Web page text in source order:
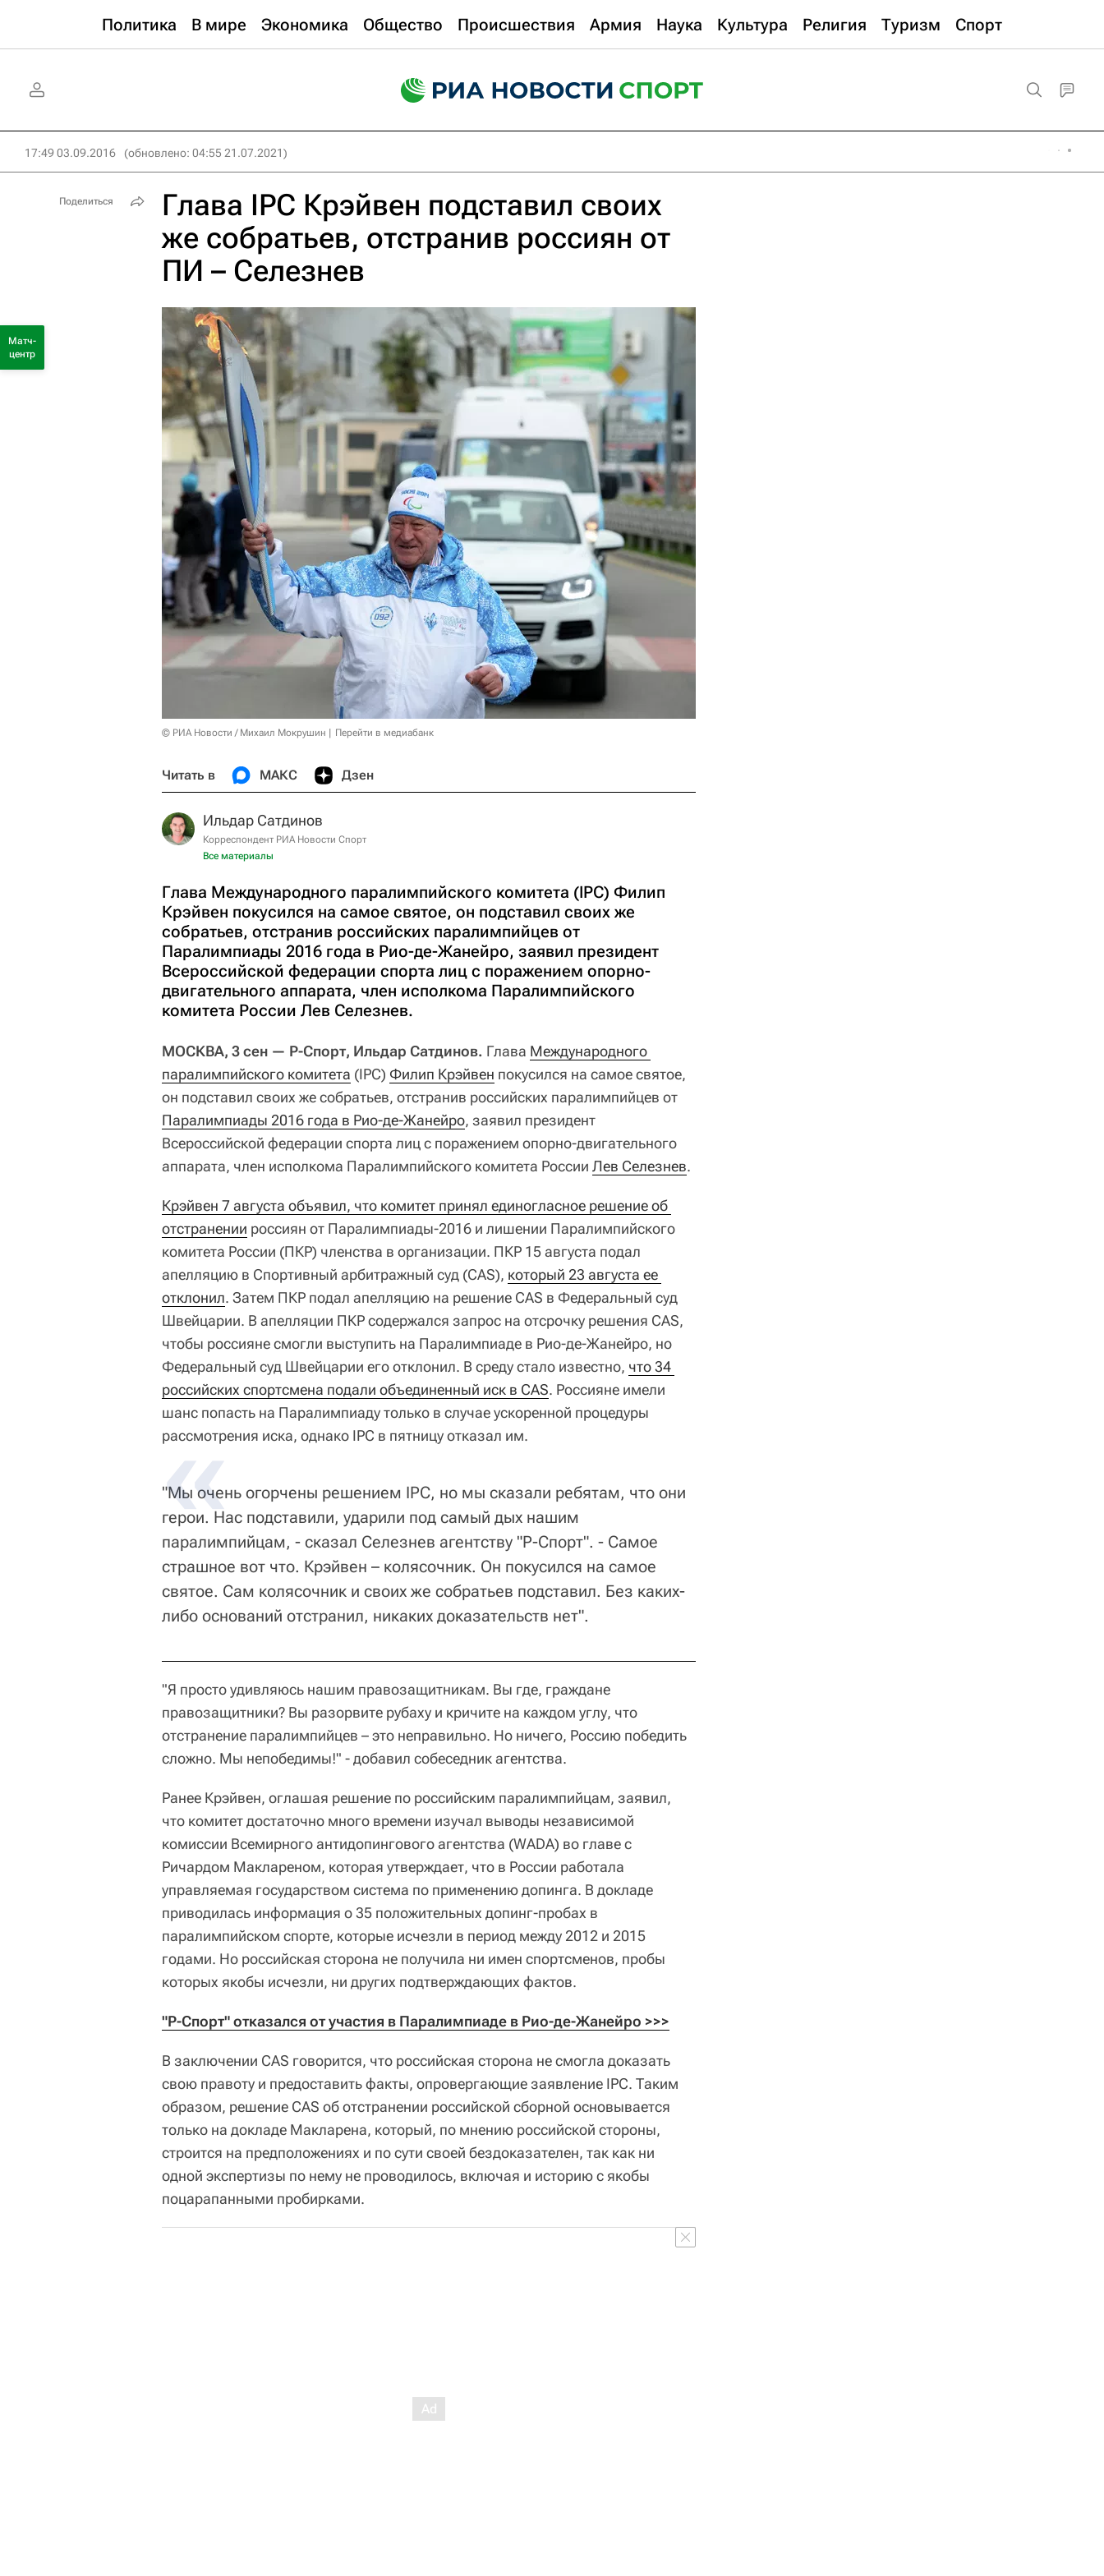
Политика В мире Экономика Общество Происшествия Армия Наука Культура Религия Туризм Спорт
17:49 03.09.2016 (обновлено: 04:55 21.07.2021)
Глава IPC Крэйвен подставил своих
же собратьев, отстранив россиян от
ПИ – Селезнев
© РИА Новости / Михаил Мокрушин Перейти в медиабанк
Читать в МАКС Дзен
Ильдар Сатдинов
Корреспондент РИА Новости Спорт
Все материалы
Глава Международного паралимпийского комитета (IPC) Филип
Крэйвен покусился на самое святое, он подставил своих же
собратьев, отстранив российских паралимпийцев от
Паралимпиады 2016 года в Рио-де-Жанейро, заявил президент
Всероссийской федерации спорта лиц с поражением опорно-
двигательного аппарата, член исполкома Паралимпийского
комитета России Лев Селезнев.
МОСКВА, 3 сен — Р-Спорт, Ильдар Сатдинов. Глава Международного
паралимпийского комитета (IPC) Филип Крэйвен покусился на самое святое,
он подставил своих же собратьев, отстранив российских паралимпийцев от
Паралимпиады 2016 года в Рио-де-Жанейро, заявил президент
Всероссийской федерации спорта лиц с поражением опорно-двигательного
аппарата, член исполкома Паралимпийского комитета России Лев Селезнев.
Крэйвен 7 августа объявил, что комитет принял единогласное решение об
отстранении россиян от Паралимпиады-2016 и лишении Паралимпийского
комитета России (ПКР) членства в организации. ПКР 15 августа подал
апелляцию в Спортивный арбитражный суд (CAS), который 23 августа ее
отклонил. Затем ПКР подал апелляцию на решение CAS в Федеральный суд
Швейцарии. В апелляции ПКР содержался запрос на отсрочку решения CAS,
чтобы россияне смогли выступить на Паралимпиаде в Рио-де-Жанейро, но
Федеральный суд Швейцарии его отклонил. В среду стало известно, что 34
российских спортсмена подали объединенный иск в CAS. Россияне имели
шанс попасть на Паралимпиаду только в случае ускоренной процедуры
рассмотрения иска, однако IPC в пятницу отказал им.
"Мы очень огорчены решением IPC, но мы сказали ребятам, что они
герои. Нас подставили, ударили под самый дых нашим
паралимпийцам, - сказал Селезнев агентству "Р-Спорт". - Самое
страшное вот что. Крэйвен – колясочник. Он покусился на самое
святое. Сам колясочник и своих же собратьев подставил. Без каких-
либо оснований отстранил, никаких доказательств нет".
"Я просто удивляюсь нашим правозащитникам. Вы где, граждане
правозащитники? Вы разорвите рубаху и кричите на каждом углу, что
отстранение паралимпийцев – это неправильно. Но ничего, Россию победить
сложно. Мы непобедимы!" - добавил собеседник агентства.
Ранее Крэйвен, оглашая решение по российским паралимпийцам, заявил,
что комитет достаточно много времени изучал выводы независимой
комиссии Всемирного антидопингового агентства (WADA) во главе с
Ричардом Маклареном, которая утверждает, что в России работала
управляемая государством система по применению допинга. В докладе
приводилась информация о 35 положительных допинг-пробах в
паралимпийском спорте, которые исчезли в период между 2012 и 2015
годами. Но российская сторона не получила ни имен спортсменов, пробы
которых якобы исчезли, ни других подтверждающих фактов.
"Р-Спорт" отказался от участия в Паралимпиаде в Рио-де-Жанейро >>>
В заключении CAS говорится, что российская сторона не смогла доказать
свою правоту и предоставить факты, опровергающие заявление IPC. Таким
образом, решение CAS об отстранении российской сборной основывается
только на докладе Макларена, который, по мнению российской стороны,
строится на предположениях и по сути своей бездоказателен, так как ни
одной экспертизы по нему не проводилось, включая и историю с якобы
поцарапанными пробирками.
Поделиться
Матч-
центр